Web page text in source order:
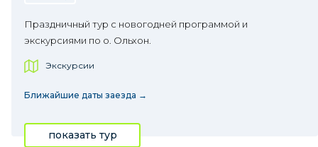
Праздничный тур с новогодней программой и
экскурсиями по о. Ольхон.
Экскурсии
Ближайшие даты заезда →
показать тур